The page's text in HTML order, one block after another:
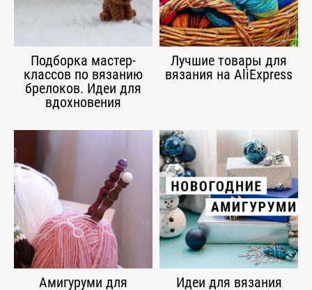
Подборка мастер-
классов по вязанию
брелоков. Идеи для
вдохновения
Лучшие товары для
вязания на AliExpress
Амигуруми для
Идеи для вязания